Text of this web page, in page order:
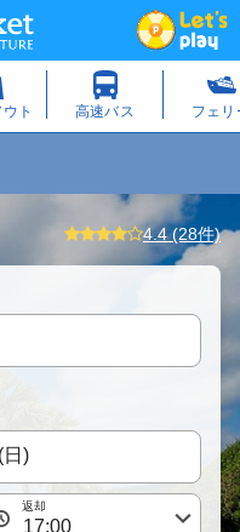
4.4 (28件)
返却